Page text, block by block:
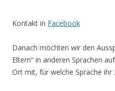
Kontakt in Facebook
Danach möchten wir den
Eltern“ in anderen Sprachen
Ort mit, für welche Sprache ihr